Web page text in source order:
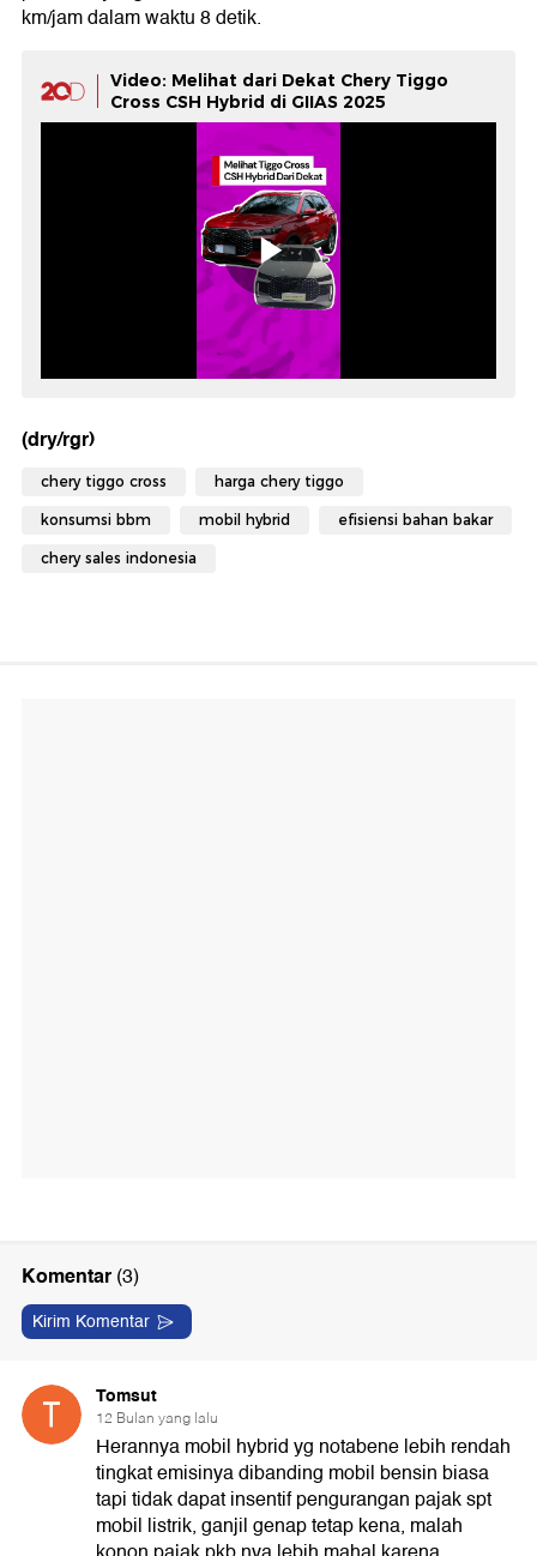
km/jam dalam waktu 8 detik.
Video: Melihat dari Dekat Chery Tiggo
Cross CSH Hybrid di GIIAS 2025
(dry/rgr)
chery tiggo cross harga chery tiggo
konsumsi bbm mobil hybrid efisiensi bahan bakar
chery sales indonesia